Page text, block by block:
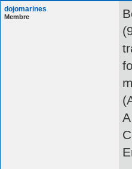
dojomarines
Membre